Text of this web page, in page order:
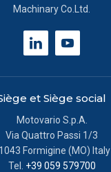
Machinary Co.Ltd.
et Siège social
Motovario S.p.A.
Via Quattro Passi 1/3
Formigine (MO) Italy
Tel. +39 059 579700